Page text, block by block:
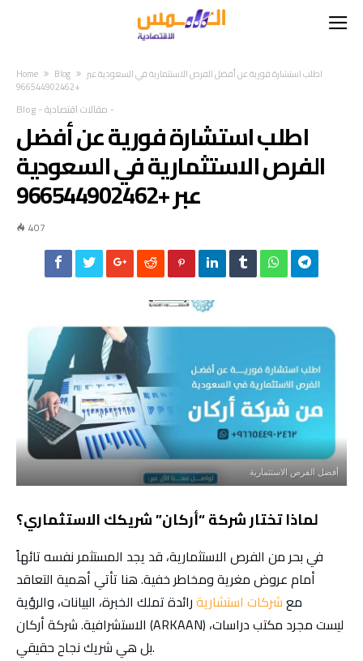
Home Blog
اطلب استشارة فورية عن أفضل الفرص الاستثمارية في السعودية عبر
+966544902462
Blog-مقالات اقتصادية -
اطلب استشارة فورية عن أفضل
الفرص الاستثمارية في السعودية
عبر +966544902462
407
أفضل الفرص الاستثمارية
لماذا تختار شركة “أركان” شريكك الاستثماري؟
في بحر من الفرص الاستثمارية، قد يجد المستثمر نفسه تائهاً
أمام عروض مغرية ومخاطر خفية. هنا تأتي أهمية التعاقد
معشركات استشاريةرائدة تملك الخبرة، البيانات، والرؤية
الاستشرافية. شركة أركان (ARKAAN) ليست مجرد مكتب دراسات،
بل هي شريك نجاح حقيقي.